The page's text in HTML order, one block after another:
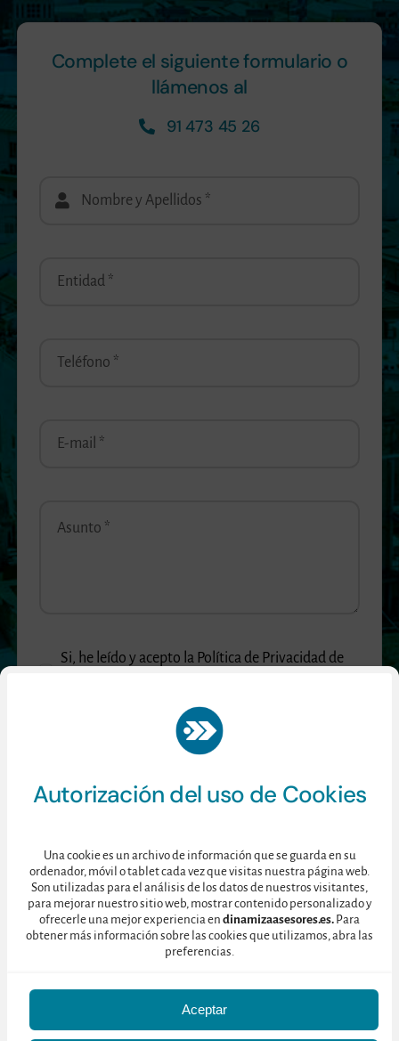
Autorización del uso de Cookies
Una cookie es un archivo de información que se guarda en su
ordenador, móvil o tablet cada vez que visitas nuestra página web.
Son utilizadas para el análisis de los datos de nuestros visitantes,
para mejorar nuestro sitio web, mostrar contenido personalizado y
ofrecerle una mejor experiencia en dinamizaasesores.es. Para
obtener más información sobre las cookies que utilizamos, abra las
preferencias.
Aceptar
Complete el siguiente formulario o
llámenos al
91 473 45 26
Si, he leído y acepto la Política de Privacidad de
Enviar